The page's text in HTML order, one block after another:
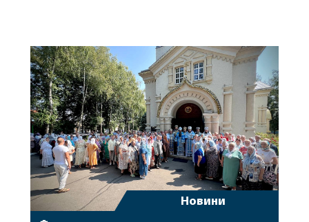
Новини